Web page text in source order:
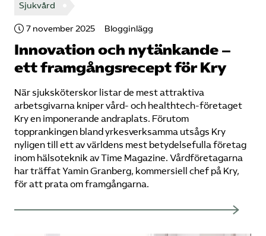
Sjukvård
7 november 2025 Blogginlägg
Innovation och nytänkande –
ett framgångsrecept för Kry
När sjuksköterskor listar de mest attraktiva
arbetsgivarna kniper vård- och healthtech-företaget
Kry en imponerande andraplats. Förutom
topprankingen bland yrkesverksamma utsågs Kry
nyligen till ett av världens mest betydelsefulla företag
inom hälsoteknik av Time Magazine. Vårdföretagarna
har träffat Yamin Granberg, kommersiell chef på Kry,
för att prata om framgångarna.